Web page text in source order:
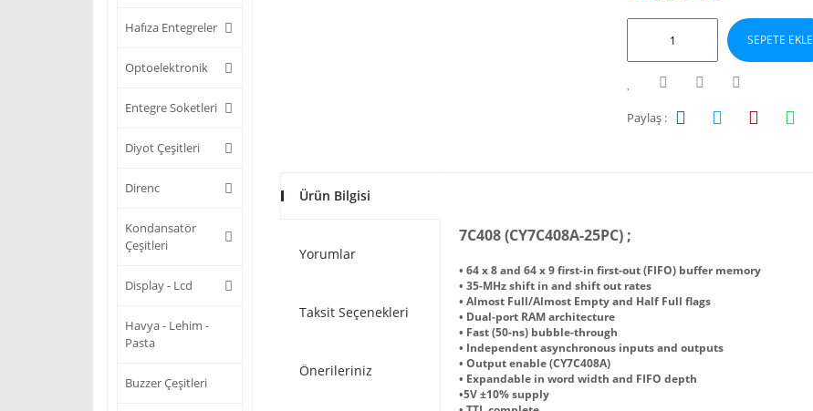
Hafıza Entegreler
Optoelektronik
Entegre Soketleri
Diyot Çeşitleri
Direnc
Kondansatör
Çeşitleri
Display - Lcd
Havya - Lehim -
Pasta
Buzzer Çeşitleri
SEPETE EKLE
Paylaş :
Ürün Bilgisi
Yorumlar
Taksit Seçenekleri
Önerileriniz
7C408 (CY7C408A-25PC) ;
• 64 x 8 and 64 x 9 first-in first-out (FIFO) buffer memory
• 35-MHz shift in and shift out rates
• Almost Full/Almost Empty and Half Full flags
• Dual-port RAM architecture
• Fast (50-ns) bubble-through
• Independent asynchronous inputs and outputs
• Output enable (CY7C408A)
• Expandable in word width and FIFO depth
•5V ±10% supply